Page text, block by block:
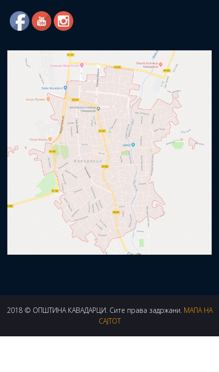
2018 © ОПШТИНА КАВАДАРЦИ. Сите права задржани. МАПА НА
САЈТОТ